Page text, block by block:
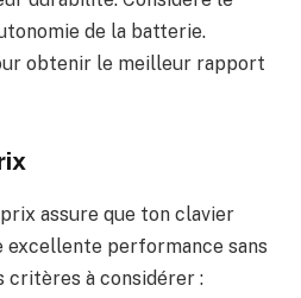
de la batterie.
obtenir le meilleur rapport
assure que ton clavier
excellente performance sans
critères à considérer :